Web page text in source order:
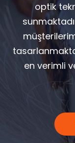
optik
en verimli